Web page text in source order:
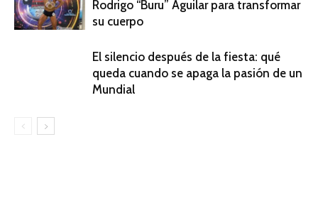
Rodrigo “Buru” Aguilar para transformar
su cuerpo
El silencio después de la fiesta: qué
queda cuando se apaga la pasión de un
Mundial